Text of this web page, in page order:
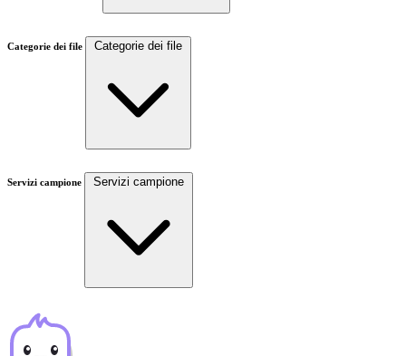
Categorie dei file Categorie dei file
Servizi campione Servizi campione